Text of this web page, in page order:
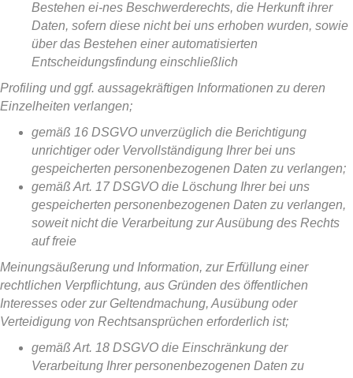
Bestehen ei-nes Beschwerderechts, die Herkunft ihrer
Daten, sofern diese nicht bei uns erhoben wurden, sowie
über das Bestehen einer automatisierten
Entscheidungsfindung einschließlich
Profiling und ggf. aussagekräftigen Informationen zu deren
Einzelheiten verlangen;
gemäß 16 DSGVO unverzüglich die Berichtigung
unrichtiger oder Vervollständigung Ihrer bei uns
gespeicherten personenbezogenen Daten zu verlangen;
gemäß Art. 17 DSGVO die Löschung Ihrer bei uns
gespeicherten personenbezogenen Daten zu verlangen,
soweit nicht die Verarbeitung zur Ausübung des Rechts
auf freie
Meinungsäußerung und Information, zur Erfüllung einer
rechtlichen Verpflichtung, aus Gründen des öffentlichen
Interesses oder zur Geltendmachung, Ausübung oder
Verteidigung von Rechtsansprüchen erforderlich ist;
gemäß Art. 18 DSGVO die Einschränkung der
Verarbeitung Ihrer personenbezogenen Daten zu